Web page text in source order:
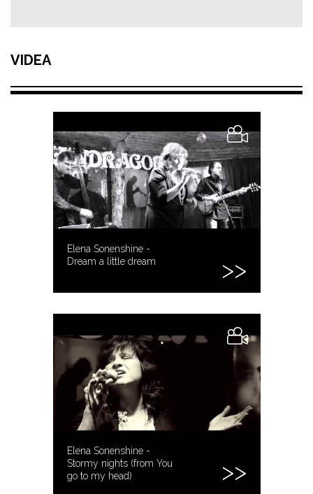
VIDEA
Elena Sonenshine -
Dream a little dream
Elena Sonenshine -
Stormy nights (from You
go to my head)